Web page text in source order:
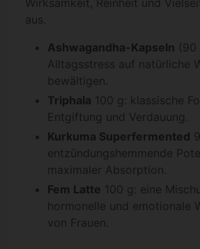
Wirksamkeit, Reinheit und
aus.
Ashwagandha-Kapseln (90
Alltagsstress auf natürliche
bewältigen.
Triphala 100 g: klassische
Entgiftung und Verdauung.
Kurkuma Superfermented
entzündungshemmende
maximaler Absorption.
Fem Latte 100 g: eine
hormonelle und emotionale
von Frauen.